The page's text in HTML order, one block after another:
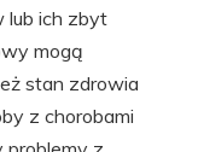
lub ich zbyt
mogą
stan zdrowia
z chorobami